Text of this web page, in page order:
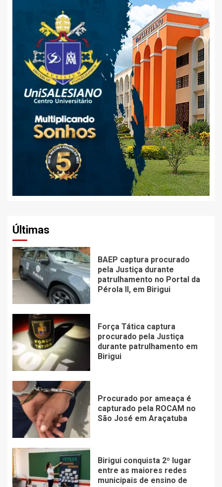
Últimas
BAEP captura procurado
pela Justiça durante
patrulhamento no Portal da
Pérola ll, em Birigui
Força Tática captura
procurado pela Justiça
durante patrulhamento em
Birigui
Procurado por ameaça é
capturado pela ROCAM no
São José em Araçatuba
Birigui conquista 2º lugar
entre as maiores redes
municipais de ensino de